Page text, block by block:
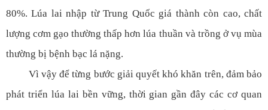
80%. Lúa lai nhập từ Trung Quốc giá thành còn cao, chất
lượng cơm gạo thường thấp hơn lúa thuần và trồng ở vụ mùa
thường bị bệnh bạc lá nặng.
Vì vậy để từng bước giải quyết khó khăn trên, đảm bảo
phát triển lúa lai bền vững, thời gian gần đây các cơ quan